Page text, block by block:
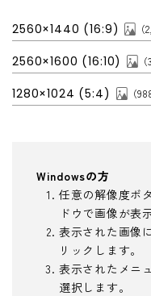
2560×1440 (16:9)
2560×1600 (16:10)
1280×1024 (5:4) （
Windowsの方
任意の解像度ボ
ドウで画像が表
表示された画像
リックします。
表示されたメニ
選択します。